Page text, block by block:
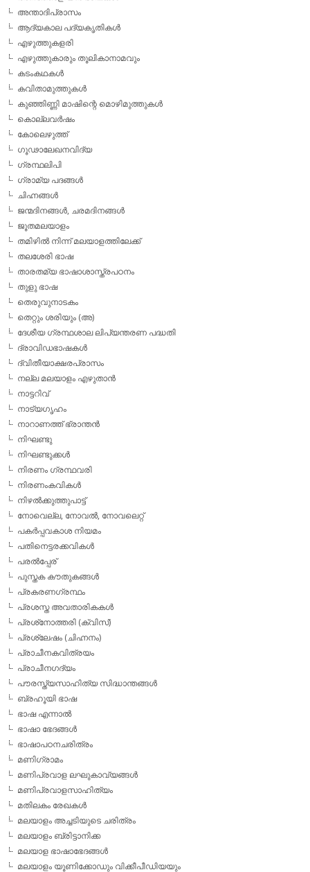
അന്താദിപ്രാസം
ആദ്യകാല പദ്യകൃതികള്‍
എഴുത്തുകളരി
എഴുത്തുകാരും തൂലികാനാമവും
കടംകഥകള്‍
കവിതാമുത്തുകള്‍
കുഞ്ഞിണ്ണി മാഷിന്റെ മൊഴിമുത്തുകള്‍
കൊല്ലവര്‍ഷം
കോലെഴുത്ത്
ഗൂഢാലേഖനവിദ്യ
ഗ്രന്ഥലിപി
ഗ്രാമ്യ പദങ്ങള്‍
ചിഹ്നങ്ങള്‍
ജന്മദിനങ്ങള്‍, ചരമദിനങ്ങള്‍
ജൂതമലയാളം
തമിഴില്‍ നിന്ന് മലയാളത്തിലേക്ക്
തലശേരി ഭാഷ
താരതമ്യ ഭാഷാശാസ്ത്രപഠനം
തുളു ഭാഷ
തെരുവുനാടകം
തെറ്റും ശരിയും (അ)
ദേശീയ ഗ്രന്ഥശാല ലിപ്യന്തരണ പദ്ധതി
ദ്രാവിഡഭാഷകള്‍
ദ്വിതീയാക്ഷരപ്രാസം
നല്ല മലയാളം എഴുതാന്‍
നാട്ടറിവ്
നാട്യഗൃഹം
നാറാണത്ത് ഭ്രാന്തന്‍
നിഘണ്ടു
നിഘണ്ടുക്കള്‍
നിരണം ഗ്രന്ഥവരി
നിരണംകവികള്‍
നിഴല്‍ക്കുത്തുപാട്ട്
നോവെല്ല, നോവല്‍, നോവലെറ്റ്
പകര്‍പ്പവകാശ നിയമം
പതിനെട്ടരക്കവികള്‍
പരല്‍പ്പേര്
പുസ്തക കൗതുകങ്ങള്‍
പ്രകരണഗ്രന്ഥം
പ്രശസ്ത അവതാരികകള്‍
പ്രശ്‌നോത്തരി (ക്വിസ്)
പ്രശ്ലേഷം (ചിഹ്നനം)
പ്രാചീനകവിത്രയം
പ്രാചീനഗദ്യം
പൗരസ്ത്യസാഹിത്യ സിദ്ധാന്തങ്ങള്‍
ബ്രഹൂയി ഭാഷ
ഭാഷ എന്നാല്‍
ഭാഷാ ഭേദങ്ങള്‍
ഭാഷാപഠനചരിത്രം
മണിഗ്രാമം
മണിപ്രവാള ലഘുകാവ്യങ്ങള്‍
മണിപ്രവാളസാഹിത്യം
മതിലകം രേഖകള്‍
മലയാളം അച്ചടിയുടെ ചരിത്രം
മലയാളം ബ്രിട്ടാനിക്ക
മലയാള ഭാഷാഭേദങ്ങള്‍
മലയാളം യൂണിക്കോഡും വിക്കീപീഡിയയും